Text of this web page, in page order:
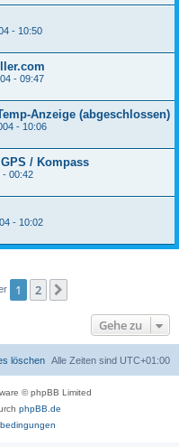
- 10:50
- 09:47
Anzeige (abgeschlossen)
- 10:06
/ Kompass
- 00:42
- 10:02
1 2
Gehe zu
Alle Zeiten sind UTC+01:00
löschen
© phpBB Limited
phpBB.de